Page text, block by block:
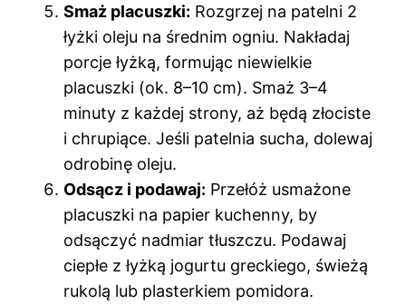
Smaż placuszki: Rozgrzej na patelni 2
łyżki oleju na średnim ogniu. Nakładaj
porcje łyżką, formując niewielkie
placuszki (ok. 8–10 cm). Smaż 3–4
minuty z każdej strony, aż będą złociste
i chrupiące. Jeśli patelnia sucha, dolewaj
odrobinę oleju.
Odsącz i podawaj: Przełóż usmażone
placuszki na papier kuchenny, by
odsączyć nadmiar tłuszczu. Podawaj
ciepłe z łyżką jogurtu greckiego, świeżą
rukolą lub plasterkiem pomidora.